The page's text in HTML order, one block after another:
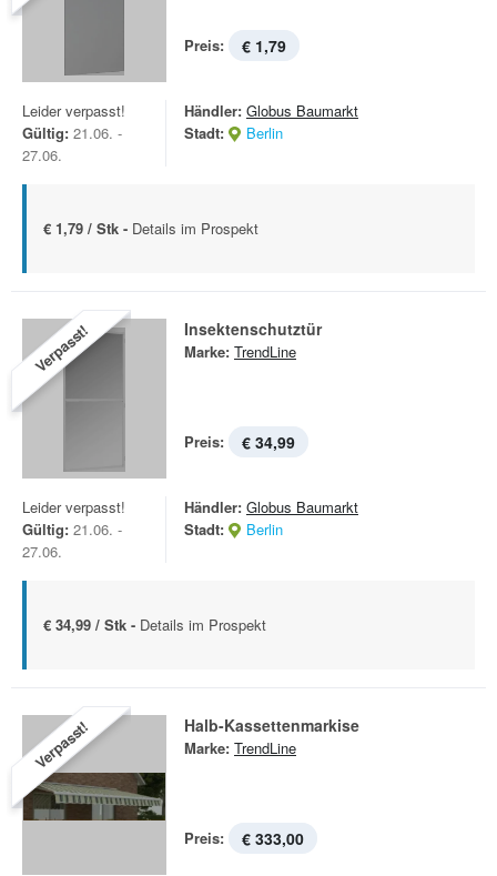
Preis: € 1,79
Leider verpasst!
Gültig: 21.06. -
27.06.
Händler: Globus Baumarkt
Stadt:
Berlin
€ 1,79 / Stk - Details im Prospekt
Verpasst! Insektenschutztür
Marke: TrendLine
Preis: € 34,99
Leider verpasst!
Gültig: 21.06. -
27.06.
Händler: Globus Baumarkt
Stadt:
Berlin
€ 34,99 / Stk - Details im Prospekt
Verpasst! Halb-Kassettenmarkise
Marke: TrendLine
Preis: € 333,00